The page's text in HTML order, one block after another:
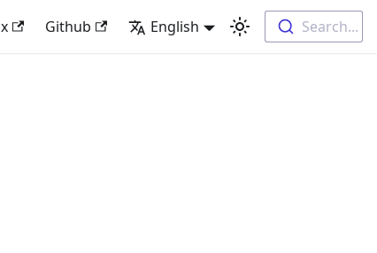
Github English Search...